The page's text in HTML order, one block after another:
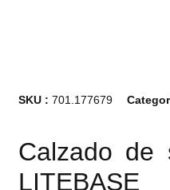
SKU :701.177679
Calzado de